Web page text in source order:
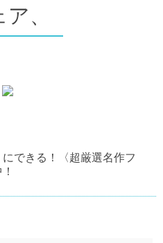
、
にできる！〈超厳選名作フ